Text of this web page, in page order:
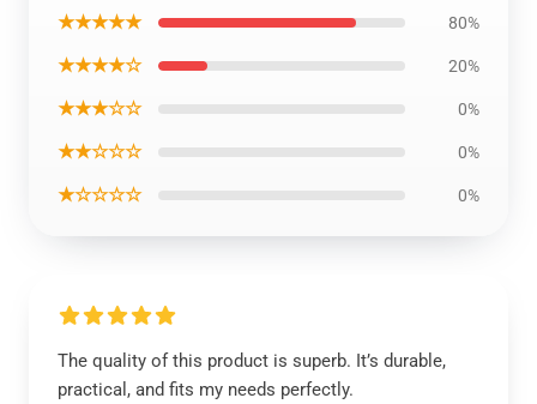
★★★★★ 80%
★★★★☆ 20%
★★★☆☆ 0%
★★☆☆☆ 0%
★☆☆☆☆ 0%
The quality of this product is superb. It’s durable,
practical, and fits my needs perfectly.